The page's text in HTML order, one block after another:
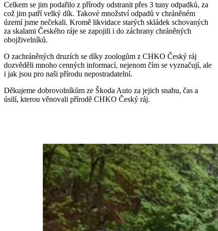
Celkem se jim podařilo z přírody odstranit přes 3 tuny odpadků, za
což jim patří velký dík. Takové množství odpadů v chráněném
území jsme nečekali. Kromě likvidace starých skládek schovaných
za skalami Českého ráje se zapojili i do záchrany chráněných
obojživelníků.
O zachráněných druzích se díky zoologům z CHKO Český ráj
dozvěděli mnoho cenných informací, nejenom čím se vyznačují, ale
i jak jsou pro naši přírodu nepostradatelní.
Děkujeme dobrovolníkům ze Škoda Auto za jejich snahu, čas a
úsilí, kterou věnovali přírodě CHKO Český ráj.